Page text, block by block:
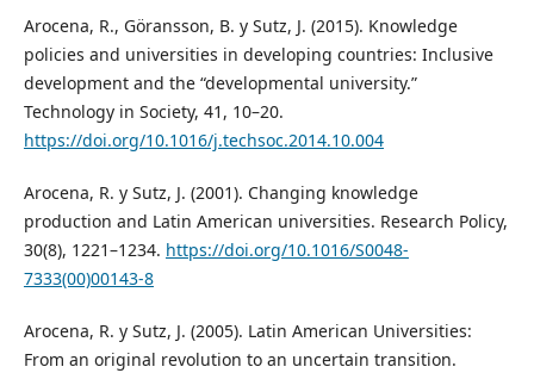
Arocena, R., Göransson, B. y Sutz, J. (2015). Knowledge
policies and universities in developing countries: Inclusive
development and the “developmental university.”
Technology in Society, 41, 10–20.
https://doi.org/10.1016/j.techsoc.2014.10.004
Arocena, R. y Sutz, J. (2001). Changing knowledge
production and Latin American universities. Research Policy,
30(8), 1221–1234. https://doi.org/10.1016/S0048-
7333(00)00143-8
Arocena, R. y Sutz, J. (2005). Latin American Universities:
From an original revolution to an uncertain transition.